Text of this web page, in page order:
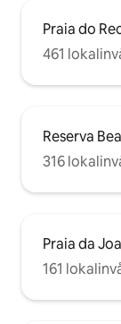
Praia do
461
Reserva
316
Praia da
161